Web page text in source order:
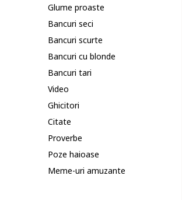
Glume proaste
Bancuri seci
Bancuri scurte
Bancuri cu blonde
Bancuri tari
Video
Ghicitori
Citate
Proverbe
Poze haioase
Meme-uri amuzante